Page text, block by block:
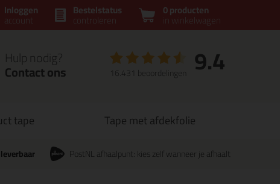
0 producten
in winkelwagen
Bestelstatus
controleren
Inloggen
account
Hulp nodig?
Contact ons 9.4
16.431 beoordelingen
tape Tape met afdekfolie
PostNL afhaalpunt: kies zelf wanneer je afhaalt